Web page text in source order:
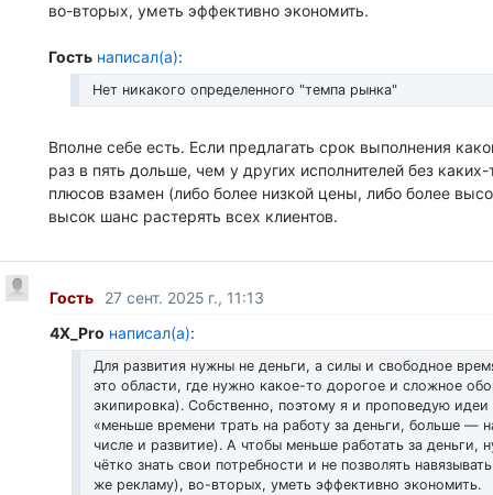
во-вторых, уметь эффективно экономить.
Гость написал(а):
Нет никакого определенного "темпа рынка"
Вполне себе есть. Если предлагать срок выполнения
раз в пять дольше, чем у других исполнителей без
плюсов взамен (либо более низкой цены, либо более
высок шанс растерять всех клиентов.
Гость
27 сент. 2025 г., 11:13
4X_Pro написал(а):
Для развития нужны не деньги, а силы и свободное
это области, где нужно какое-то дорогое и сложное
экипировка). Собственно, поэтому я и проповедую
«меньше времени трать на работу за деньги, больше —
числе и развитие). А чтобы меньше работать за деньги,
чётко знать свои потребности и не позволять
же рекламу), во-вторых, уметь эффективно экономить.